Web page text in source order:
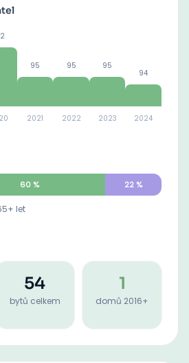
95
2021
95
2022
95
2023
94
2024
60 % 22%
let
54
bytů celkem
1
domů 2016+